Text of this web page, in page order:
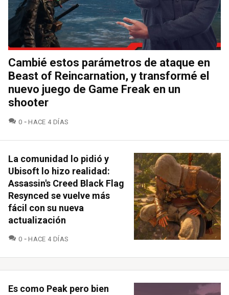
Cambié estos parámetros de ataque en
Beast of Reincarnation, y transformé el
nuevo juego de Game Freak en un
shooter
0 COMENTARIOS
HACE 4 DÍAS
La comunidad lo pidió y
Ubisoft lo hizo realidad:
Assassin's Creed Black Flag
Resynced se vuelve más
fácil con su nueva
actualización
0 COMENTARIOS
HACE 4 DÍAS
Es como Peak pero bien